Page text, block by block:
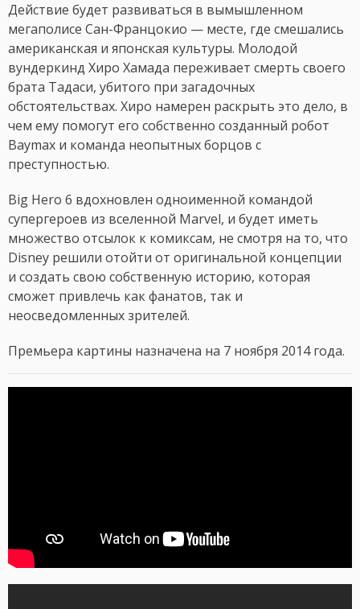
Действие будет развиваться в вымышленном
мегаполисе Сан-Францокио — месте, где смешались
американская и японская культуры. Молодой
вундеркинд Хиро Хамада переживает смерть своего
брата Тадаси, убитого при загадочных
обстоятельствах. Хиро намерен раскрыть это дело, в
чем ему помогут его собственно созданный робот
Baymax и команда неопытных борцов с
преступностью.
Big Hero 6 вдохновлен одноименной командой
супергероев из вселенной Marvel, и будет иметь
множество отсылок к комиксам, не смотря на то, что
Disney решили отойти от оригинальной концепции
и создать свою собственную историю, которая
сможет привлечь как фанатов, так и
неосведомленных зрителей.
Премьера картины назначена на 7 ноября 2014 года.